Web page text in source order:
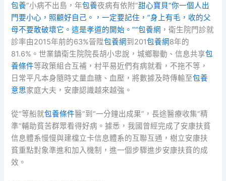
包養“小病不出島，年包養夜病有依附”甜心寶貝“你一個人出
門要小心，照顧好自己。，一定要記住，”身上有毛，收的父
母不要敢破壞它。這是孝道的開始。”“包養網 ，衛生院門診就
診率由2015年前的63%晉陞包養網到201包養網8年的
81.6%。世業鎮衛生院院長胡小忠說，城鄉聯動、信息共享包
養條件等政策組合互補，村平易近們有病就看，不拖不等，
日常平凡本身隨時丈量血糖、血壓，將數據及時傳輸至包養
意思家庭大夫，安康認識越來越強。
從“等船就包養條件醫”到“一分鐘出成果”，長途醫療收集“精
準”輔助貧苦群眾看得好病。據悉，我國曾經完成了安康扶貧
信息體系慢慢與建檔立卡信息體系的互聯互通，樹立安康扶
貧重點對象準進和加入機制，進一個步驟進步安康扶貧的成
效。